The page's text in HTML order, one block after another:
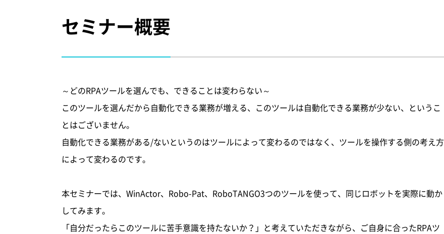
セミナー概要
～どのRPAツールを選んでも、できることは変わらない～
このツールを選んだから自動化できる業務が増える、このツールは自動化できる業務が少ない、というこ
とはございません。
自動化できる業務がある/ないというのはツールによって変わるのではなく、ツールを操作する側の考え方
によって変わるのです。
本セミナーでは、WinActor、Robo-Pat、RoboTANGO3つのツールを使って、同じロボットを実際に動か
してみます。
「自分だったらこのツールに苦手意識を持たないか？」と考えていただきながら、ご自身に合ったRPAツ